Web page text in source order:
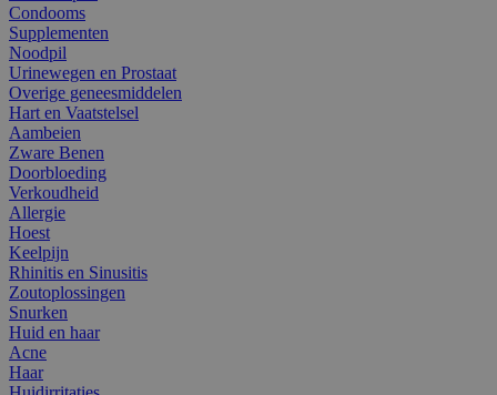
Condooms
Supplementen
Noodpil
Urinewegen en Prostaat
Overige geneesmiddelen
Hart en Vaatstelsel
Aambeien
Zware Benen
Doorbloeding
Verkoudheid
Allergie
Hoest
Keelpijn
Rhinitis en Sinusitis
Zoutoplossingen
Snurken
Huid en haar
Acne
Haar